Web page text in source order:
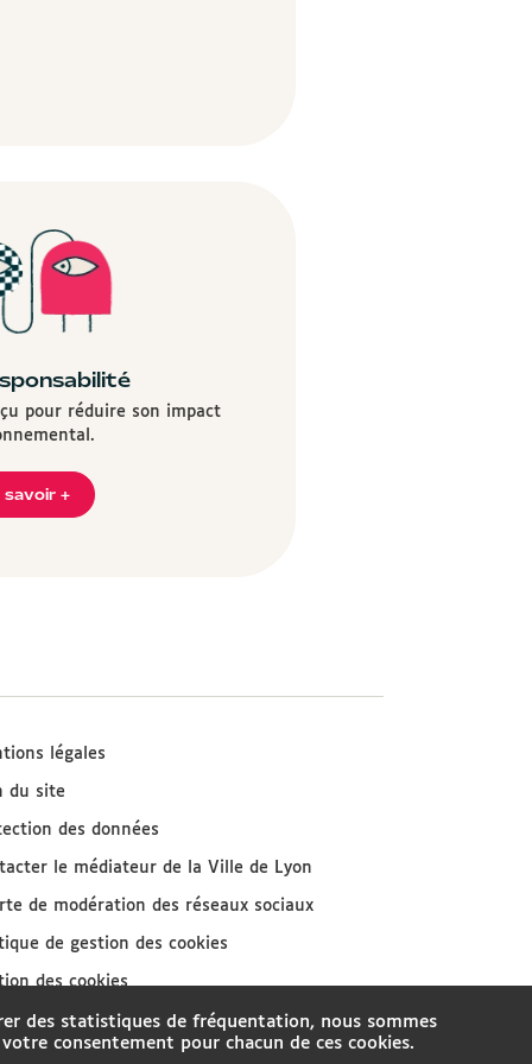
pour réduire son impact
savoir +
légales
du site
des données
le médiateur de la Ville de Lyon
de modération des réseaux sociaux
de gestion des cookies
des cookies
des statistiques de fréquentation, nous sommes
consentement pour chacun de ces cookies.